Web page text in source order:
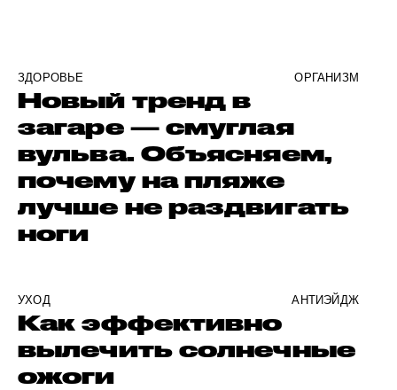
ЗДОРОВЬЕ ОРГАНИЗМ
Новый тренд в
загаре — смуглая
вульва. Объясняем,
почему на пляже
лучше не раздвигать
ноги
УХОД АНТИЭЙДЖ
Как эффективно
вылечить солнечные
ожоги